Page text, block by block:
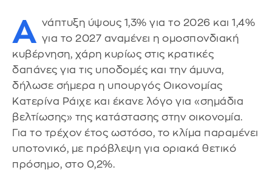
Α νάπτυξη ύψους 1,3% για το 2026 και 1,4%
για το 2027 αναμένει η ομοσπονδιακή
κυβέρνηση, χάρη κυρίως στις κρατικές
δαπάνες για τις υποδομές και την άμυνα,
δήλωσε σήμερα η υπουργός Οικονομίας
Κατερίνα Ράιχε και έκανε λόγο για «σημάδια
βελτίωσης» της κατάστασης στην οικονομία.
Για το τρέχον έτος ωστόσο, το κλίμα παραμένει
υποτονικό, με πρόβλεψη για οριακά θετικό
πρόσημο, στο 0,2%.